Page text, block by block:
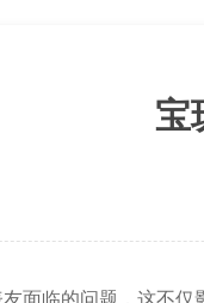
宝
临的问题，这不仅